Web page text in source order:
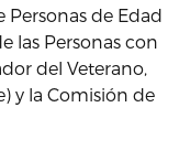
Personas de Edad
las Personas con
del Veterano,
y la Comisión de